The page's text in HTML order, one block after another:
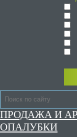
ПРОДАЖА И
ОПАЛУБКИ